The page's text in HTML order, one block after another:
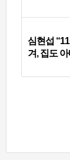
심현섭
겨, 집도